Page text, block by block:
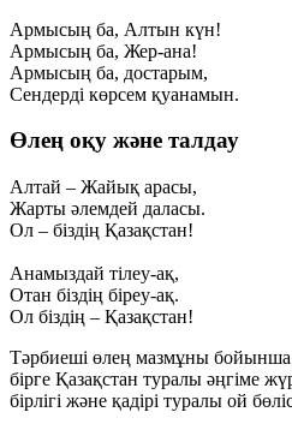
Армысың ба, Алтын күн!
Армысың ба, Жер-ана!
Армысың ба, достарым,
Сендерді көрсем қуанамын.
Өлең оқу және талдау
Алтай – Жайық арасы,
Жарты әлемдей даласы.
Ол – біздің Қазақстан!
Анамыздай тілеу-ақ,
Отан біздің біреу-ақ.
Ол біздің – Қазақстан!
Тәрбиеші өлең мазмұны
бірге Қазақстан туралы әңгіме
бірлігі және қадірі туралы ой